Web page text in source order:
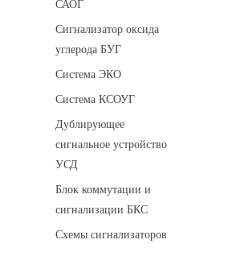
САОГ
Сигнализатор оксида
углерода БУГ
Система ЭКО
Система КСОУГ
Дублирующее
сигнальное устройство
УСД
Блок коммутации и
сигнализации БКС
Схемы сигнализаторов